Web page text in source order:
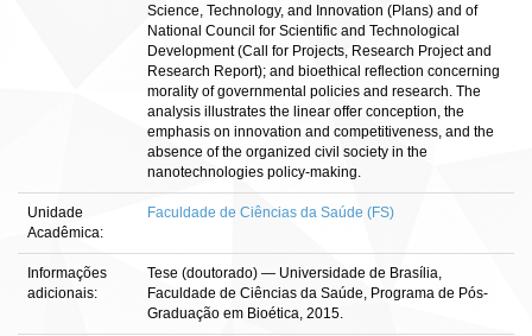
Science, Technology, and Innovation (Plans) and of
National Council for Scientific and Technological
Development (Call for Projects, Research Project and
Research Report); and bioethical reflection concerning
morality of governmental policies and research. The
analysis illustrates the linear offer conception, the
emphasis on innovation and competitiveness, and the
absence of the organized civil society in the
nanotechnologies policy-making.
Unidade
Acadêmica:
Faculdade de Ciências da Saúde (FS)
Informações
adicionais:
Tese (doutorado) — Universidade de Brasília,
Faculdade de Ciências da Saúde, Programa de Pós-
Graduação em Bioética, 2015.